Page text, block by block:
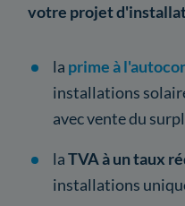
votre projet
la prime à
installations
avec vente du
laTVA à un taux
installations